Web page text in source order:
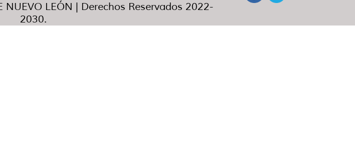
NUEVO LEÓN | Derechos Reservados 2022-
2030.